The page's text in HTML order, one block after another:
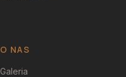
O NAS
Galeria